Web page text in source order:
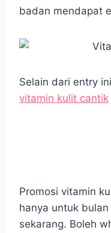
badan mendapat
Selain dari entry
vitamin kulit cantik
Promosi vitamin
hanya untuk
sekarang. Boleh